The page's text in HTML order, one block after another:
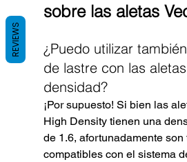
sobre las aletas
¿Puedo utilizar
de lastre con las
densidad?
¡Por supuesto! Si bien las
High Density tienen una
de 1.6, afortunadamente son
compatibles con el sistema
REVIEWS